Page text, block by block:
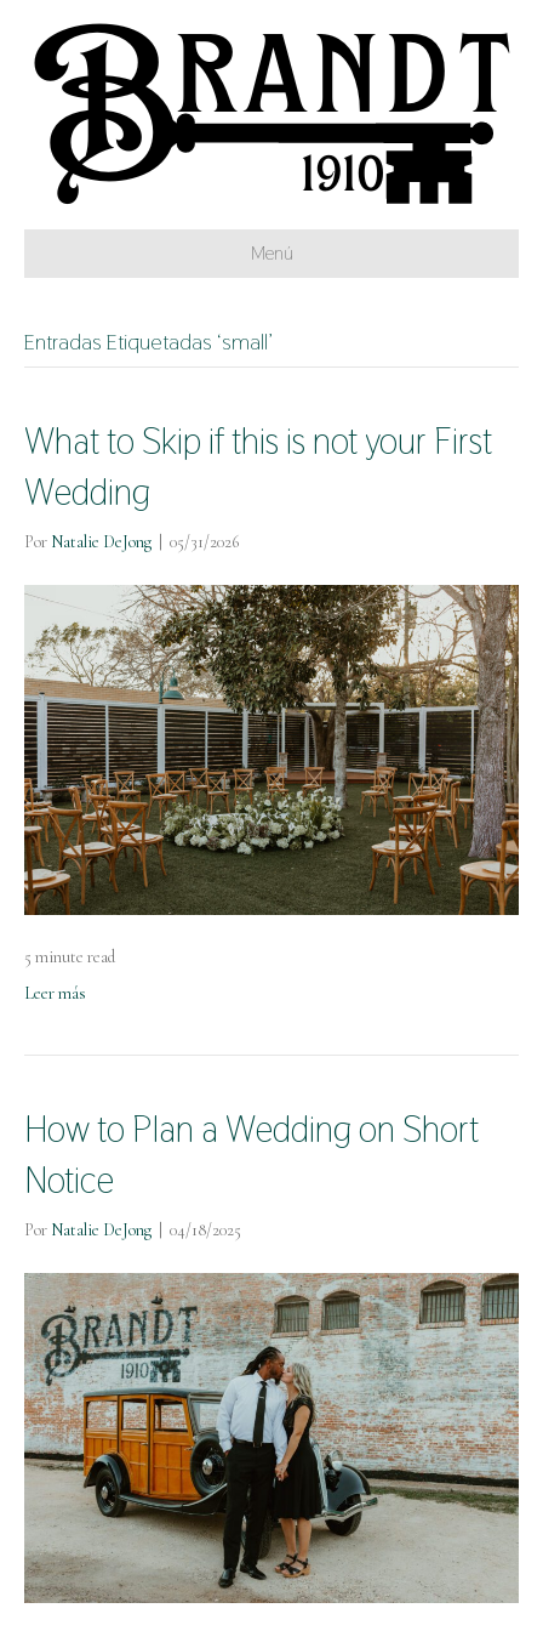
Menú
Entradas Etiquetadas ‘small’
What to Skip if this is not your First
Wedding
Por Natalie DeJong 05/31/2026
5 minute read
Leer más
How to Plan a Wedding on Short
Notice
Por Natalie DeJong 04/18/2025